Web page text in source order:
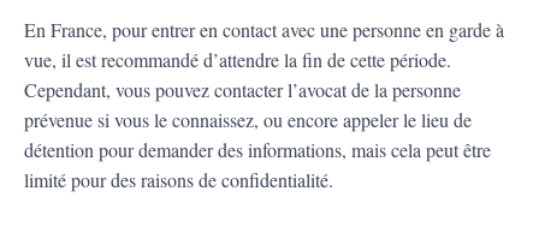
En France, pour entrer en contact avec une personne en garde à
vue, il est recommandé d’attendre la fin de cette période.
Cependant, vous pouvez contacter l’avocat de la personne
prévenue si vous le connaissez, ou encore appeler le lieu de
détention pour demander des informations, mais cela peut être
limité pour des raisons de confidentialité.